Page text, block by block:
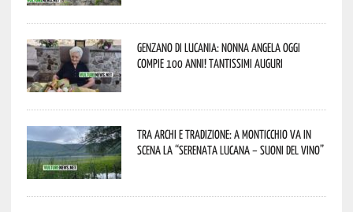
Genzano di Lucania: nonna Angela oggi
compie 100 anni! Tantissimi auguri
Tra archi e tradizione: a Monticchio va in
scena la “Serenata lucana – suoni del vino”